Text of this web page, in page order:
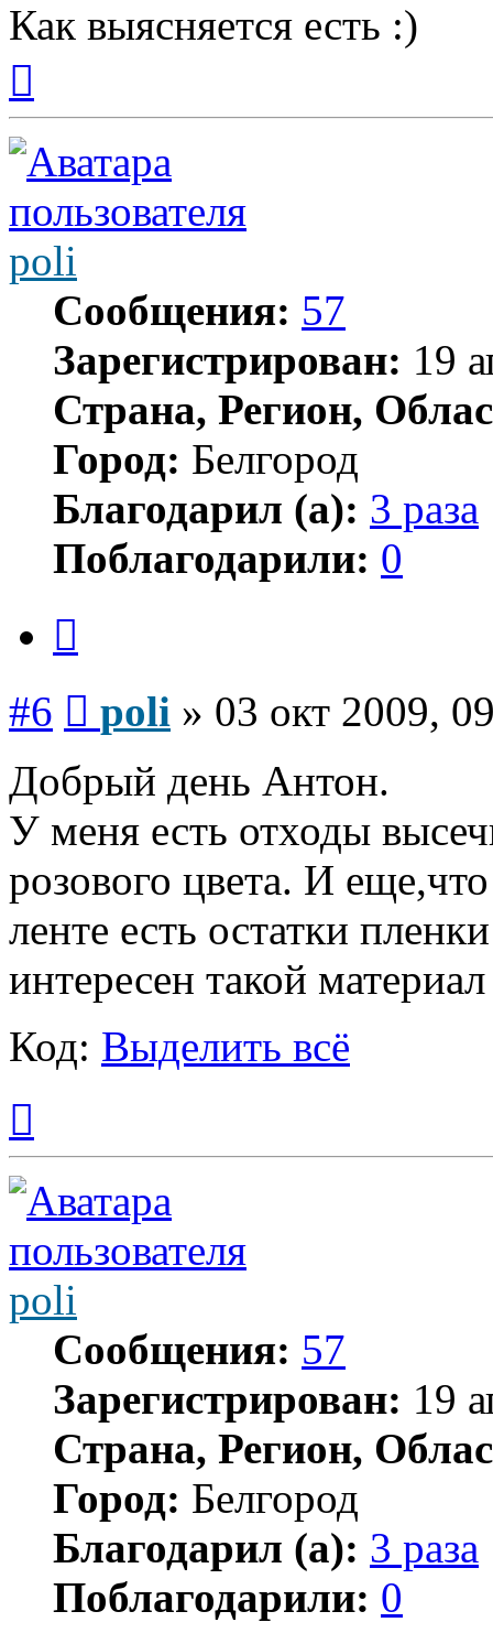
Как выясняется есть :)
началу
poli
Сообщения: 57
Зарегистрирован: 19
Страна, Регион,
Город: Белгород
Благодарил (а): 3 раза
Поблагодарили: 0
#6 poli » 03 окт 2009,
Добрый день Антон.
У меня есть отходы
розового цвета. И
ленте есть остатки
интересен такой
Код: Выделить всё
началу
poli
Сообщения: 57
Зарегистрирован: 19
Страна, Регион,
Город: Белгород
Благодарил (а): 3 раза
Поблагодарили: 0